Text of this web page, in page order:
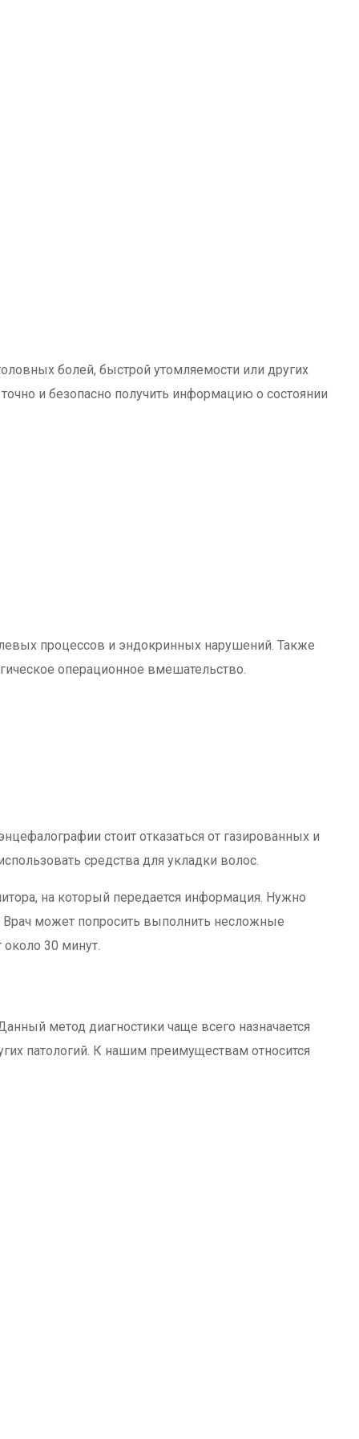
болей, быстрой утомляемости или других
и безопасно получить информацию о состоянии
процессов и эндокринных нарушений. Также
операционное вмешательство.
стоит отказаться от газированных и
средства для укладки волос.
на который передается информация. Нужно
может попросить выполнить несложные
30 минут.
метод диагностики чаще всего назначается
патологий. К нашим преимуществам относится